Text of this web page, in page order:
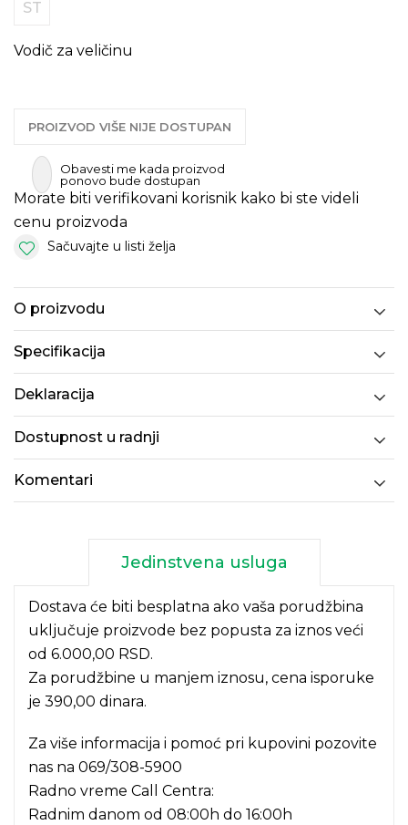
ST
Vodič za veličinu
PROIZVOD VIŠE NIJE DOSTUPAN
Obavesti me kada proizvod
ponovo bude dostupan
Morate biti verifikovani korisnik kako bi ste videli
cenu proizvoda
Sačuvajte u listi želja
O proizvodu
Specifikacija
Deklaracija
Dostupnost u radnji
Komentari
Jedinstvena usluga
Dostava će biti besplatna ako vaša porudžbina
uključuje proizvode bez popusta za iznos veći
od 6.000,00 RSD.
Za porudžbine u manjem iznosu, cena isporuke
je 390,00 dinara.
Za više informacija i pomoć pri kupovini pozovite
nas na 069/308-5900
Radno vreme Call Centra:
Radnim danom od 08:00h do 16:00h